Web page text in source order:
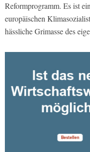
Reformprogramm. Es ist
europäischen
hässliche Grimasse des